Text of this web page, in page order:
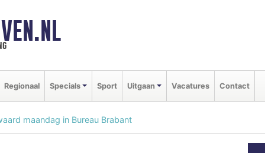
Regionaal Specials Sport Uitgaan Vacatures Contact
maandag in Bureau Brabant